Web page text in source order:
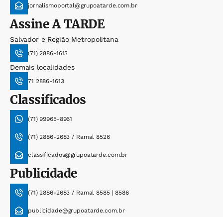
jornalismoportal@grupoatarde.com.br
AssineA TARDE
Salvador e Região Metropolitana
(71) 2886-1613
Demais localidades
71 2886-1613
Classificados
(71) 99965-8961
(71) 2886-2683 / Ramal 8526
classificados@grupoatarde.com.br
Publicidade
(71) 2886-2683 / Ramal 8585 | 8586
publicidade@grupoatarde.com.br